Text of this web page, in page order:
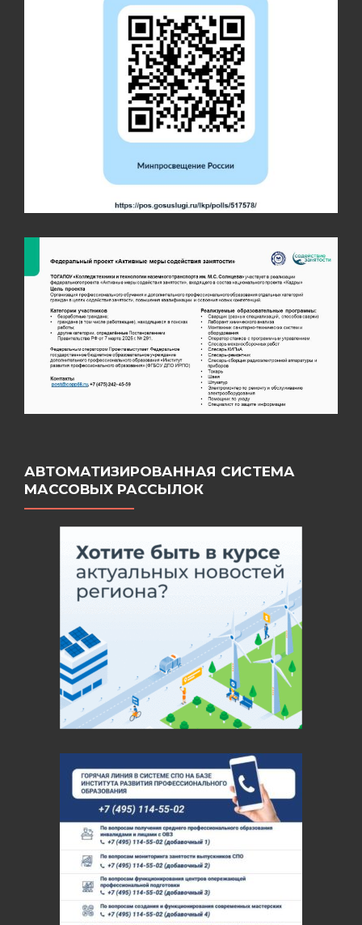
АВТОМАТИЗИРОВАННАЯ СИСТЕМА
МАССОВЫХ РАССЫЛОК